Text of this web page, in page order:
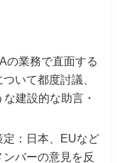
の業務で直面する
いて都度討議、
建設的な助言・
：日本、EUなど
バーの意見を反